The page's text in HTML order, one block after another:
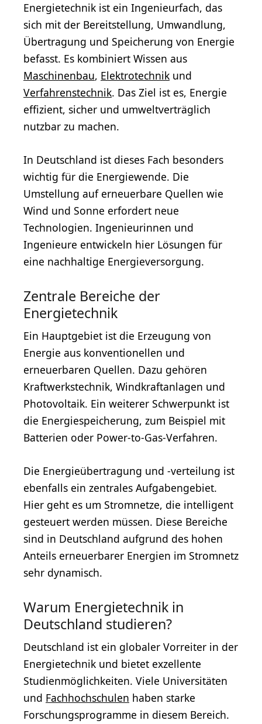
Energietechnik ist ein Ingenieurfach, das
sich mit der Bereitstellung, Umwandlung,
Übertragung und Speicherung von Energie
befasst. Es kombiniert Wissen aus
Maschinenbau, Elektrotechnik und
Verfahrenstechnik. Das Ziel ist es, Energie
effizient, sicher und umweltverträglich
nutzbar zu machen.
In Deutschland ist dieses Fach besonders
wichtig für die Energiewende. Die
Umstellung auf erneuerbare Quellen wie
Wind und Sonne erfordert neue
Technologien. Ingenieurinnen und
Ingenieure entwickeln hier Lösungen für
eine nachhaltige Energieversorgung.
Zentrale Bereiche der
Energietechnik
Ein Hauptgebiet ist die Erzeugung von
Energie aus konventionellen und
erneuerbaren Quellen. Dazu gehören
Kraftwerkstechnik, Windkraftanlagen und
Photovoltaik. Ein weiterer Schwerpunkt ist
die Energiespeicherung, zum Beispiel mit
Batterien oder Power-to-Gas-Verfahren.
Die Energieübertragung und -verteilung ist
ebenfalls ein zentrales Aufgabengebiet.
Hier geht es um Stromnetze, die intelligent
gesteuert werden müssen. Diese Bereiche
sind in Deutschland aufgrund des hohen
Anteils erneuerbarer Energien im Stromnetz
sehr dynamisch.
Warum Energietechnik in
Deutschland studieren?
Deutschland ist ein globaler Vorreiter in der
Energietechnik und bietet exzellente
Studienmöglichkeiten. Viele Universitäten
und Fachhochschulen haben starke
Forschungsprogramme in diesem Bereich.